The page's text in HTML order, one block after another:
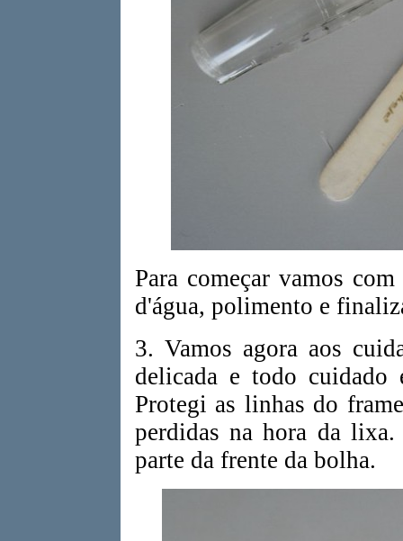
Para começar vamos
d'água, polimento e
3. Vamos agora aos
delicada e todo cuidado
Protegi as linhas do
perdidas na hora da
parte da frente da bolha.